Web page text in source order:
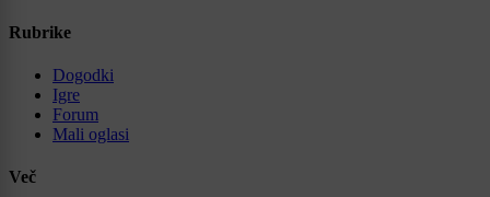
Rubrike
Dogodki
Igre
Forum
Mali oglasi
Več